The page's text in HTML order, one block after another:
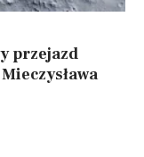
przejazd